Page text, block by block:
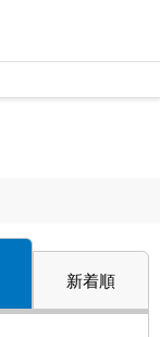
新着順